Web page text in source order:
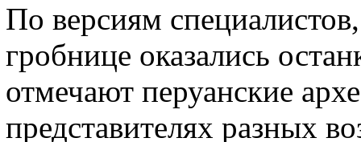
По версиям
гробнице оказались
отмечают перуанские
представителях разных